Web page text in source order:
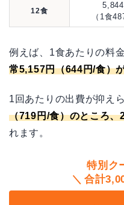
12食
（1食
例えば、1食あたりの料
常5,157円（644円/食）
1回あたりの出費が抑え
（719円/食）のところ
れます。
特別ク
合計